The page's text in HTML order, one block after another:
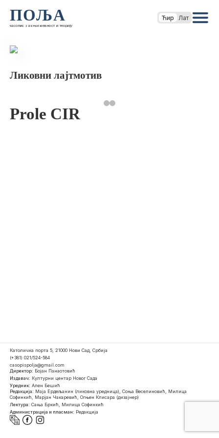
ПОЉА
часопис за књижевност и теорију
Ћир Лат
Ликовни лајтмотив
Prole CIR
Католичка порта 5, 21000 Нови Сад, Србија
(+381) 021/524-584
casopispolja@gmail.com
Директор: Бојан Панаотовић
Издавач: Културни центар Новог Сада
Уредник: Ален Бешић
Редакција: Маја Ердељанин (ликовна уредница), Соња Веселиновић, Милица
Софинкић, Марјан Чакаревић, Огњен Клисара (дизајнер)
Лектура: Сања Бркић, Милица Софинкић
Администрација и пласман: Редакција